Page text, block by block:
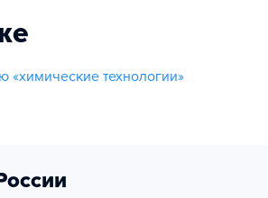
технологии»